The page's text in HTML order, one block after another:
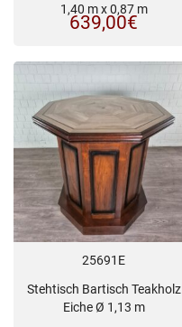
1,40 m x 0,87 m
639,00€
25691E
Stehtisch Bartisch Teakholz
Eiche Ø 1,13 m